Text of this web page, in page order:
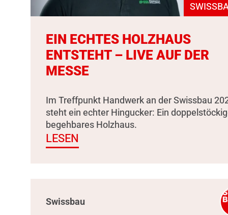
EIN ECHTES HOLZHAUS
ENTSTEHT – LIVE AUF DER
MESSE
Im Treffpunkt Handwerk an der Swissbau
steht ein echter Hingucker: Ein
begehbares Holzhaus.
LESEN
Swissbau